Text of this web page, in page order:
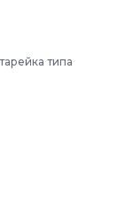
типа